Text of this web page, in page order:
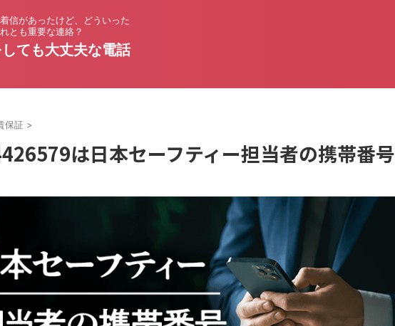
信があったけど、どういった
とも重要な連絡？
ても大丈夫な電話
保証 >
は日本セーフティー担当者の携帯番号